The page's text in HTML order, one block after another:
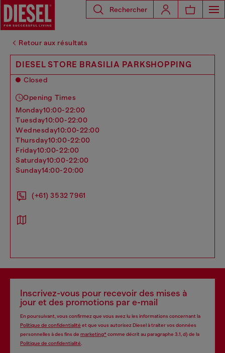
Rechercher
Retour aux résultats
DIESEL STORE BRASILIA PARKSHOPPING
Closed
Opening Times
monday10:00-22:00
tuesday10:00-22:00
wednesday10:00-22:00
thursday10:00-22:00
friday10:00-22:00
saturday10:00-22:00
sunday14:00-20:00
(+61) 3532 7961
Inscrivez-vous pour recevoir des mises à
jour et des promotions par e-mail
En poursuivant, vous confirmez que vous avez lu les informations concernant la
Politique de confidentialité et que vous autorisez Diesel à traiter vos données
personnelles à des fins de marketing*comme décrit au paragraphe 3.1, d) de la
Politique de confidentialité